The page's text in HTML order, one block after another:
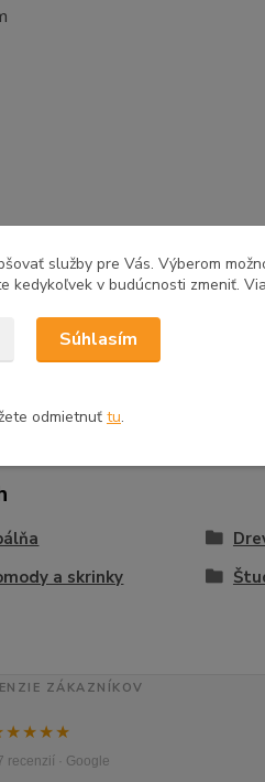
a skrinky
ZÁKAZNÍKOV
recenzií · Google
služby pre Vás. Výberom
kedykoľvek v budúcnosti zmeniť.
Súhlasím
odmietnuť tu.